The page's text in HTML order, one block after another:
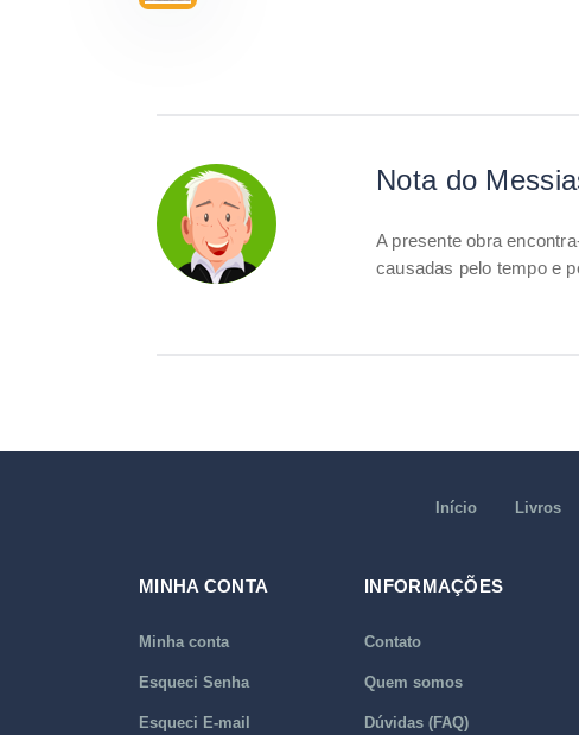
Nota do
A presente obra
causadas pelo tempo e
Início Livros
MINHA CONTA
Minha conta
Esqueci Senha
Esqueci E-mail
INFORMAÇÕES
Contato
Quem somos
Dúvidas (FAQ)